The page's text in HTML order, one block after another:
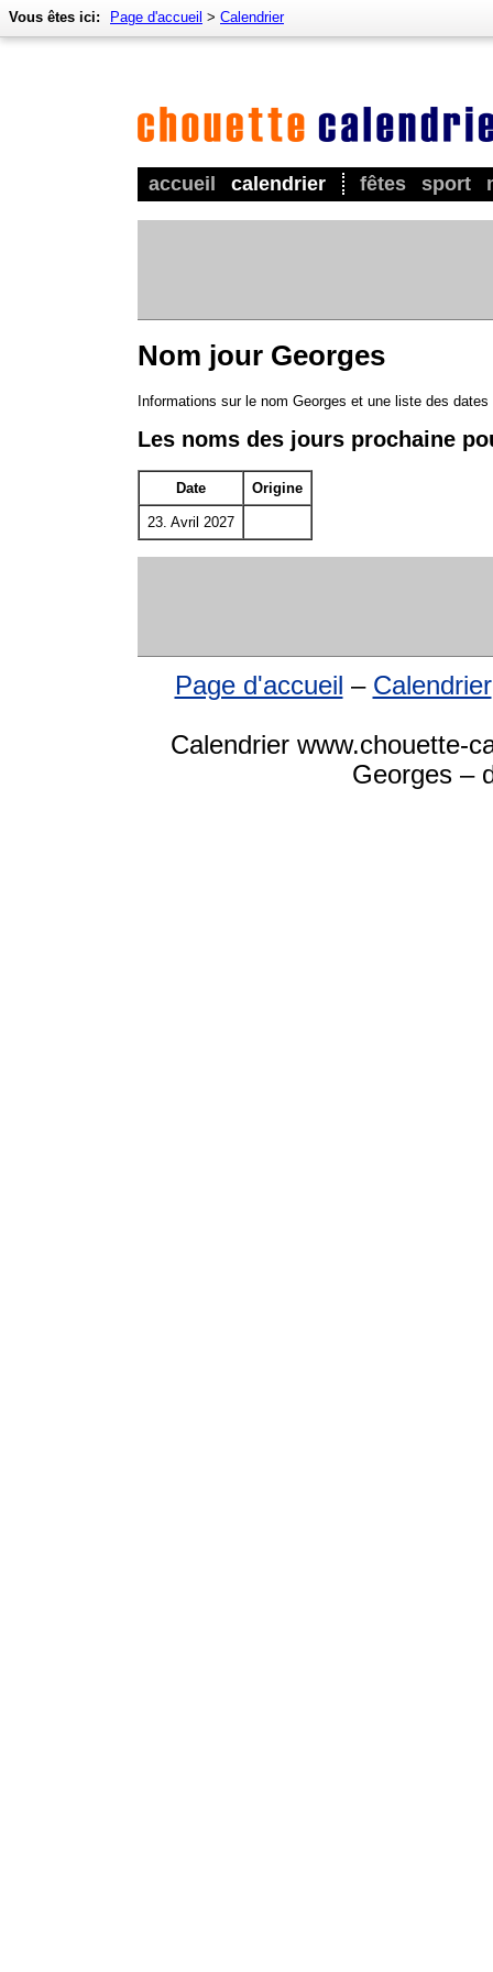
accueil calendrier fêtes sport
Vous êtes ici: Page d'accueil > Calendrier
Nom jour Georges
Informations sur le nom Georges et une liste des
Les noms des jours prochaine
Date Origine
23. Avril 2027
Page d'accueil – Calendrier
Calendrier www.chouette-
Georges –